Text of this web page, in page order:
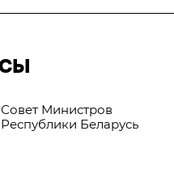
Совет Министров
Республики Беларусь